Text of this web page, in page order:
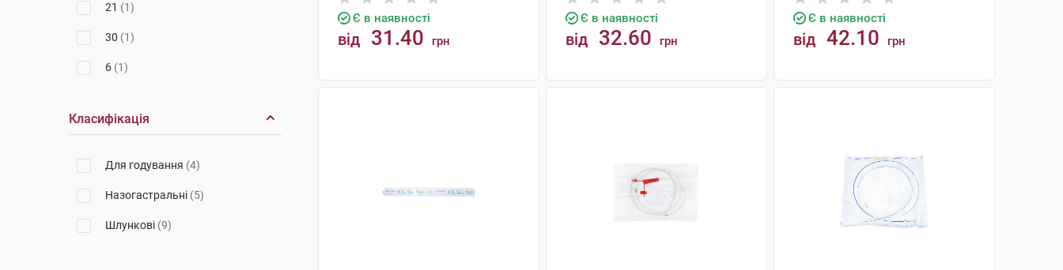
21 (1)
30 (1)
6 (1)
16(1)
Класифікація
Для годування (4)
Назогастральні (5)
Шлункові (9)
Є в наявності
від 31.40 грн
Є в наявності
від 32.60 грн
Є в наявності
від 42.10 грн